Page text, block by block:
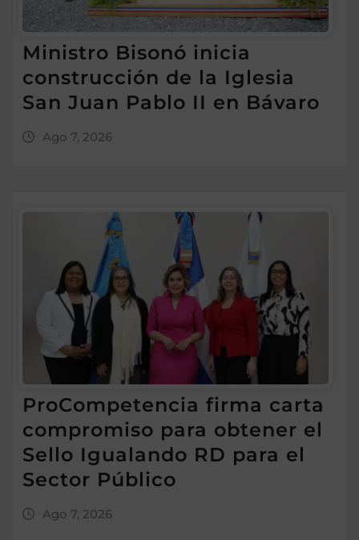
Ministro Bisonó inicia
construcción de la Iglesia
San Juan Pablo II en Bávaro
Ago 7, 2026
ProCompetencia firma carta
compromiso para obtener el
Sello Igualando RD para el
Sector Público
Ago 7, 2026